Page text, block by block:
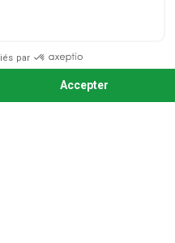
MIEUX VOIR